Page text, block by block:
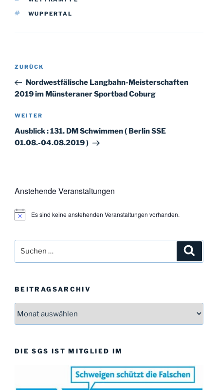
SCHLAGWÖRTER
WUPPERTAL
Beitragsnavigation
Vorheriger
Beitrag
ZURÜCK
Nordwestfälische Langbahn-Meisterschaften
2019 im Münsteraner Sportbad Coburg
Nächster
Beitrag
WEITER
Ausblick : 131. DM Schwimmen ( Berlin SSE
01.08.-04.08.2019 )
Anstehende Veranstaltungen
H
w
s
Es sind keine anstehenden Veranstaltungen vorhanden.
nach:
BEITRAGSARCHIV
DIE SGS IST MITGLIED IM